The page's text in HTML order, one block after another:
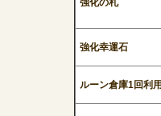
強化の札
強化幸運石
ルーン倉庫1回利